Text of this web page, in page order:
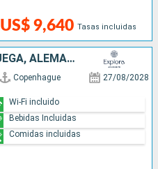
US$ 9,640 Tasas incluidas
DINAMARCA, SUECIA, NORUEGA, ALEMANIA, REINO UNIDO
Copenhague 27/08/2028
Wi-Fi incluido
Bebidas Incluidas
Comidas incluidas